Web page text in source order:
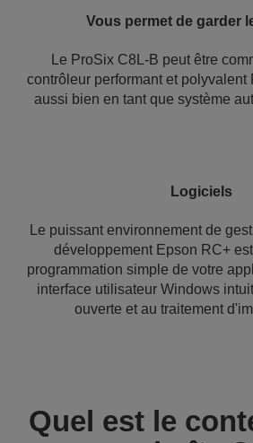
Vous permet de garder
Le ProSix C8L-B peut être
contrôleur performant et
aussi bien en tant que système
Logiciels
Le puissant environnement de
développement Epson RC+
programmation simple de votre
interface utilisateur Windows
ouverte et au traitement
Quel est le